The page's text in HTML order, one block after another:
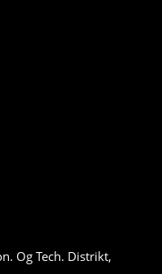
Og Tech. Distrikt,